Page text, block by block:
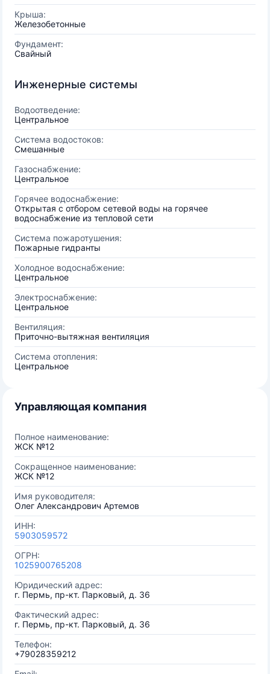
Крыша:
Железобетонные
Фундамент:
Свайный
Инженерные системы
Водоотведение:
Центральное
Система водостоков:
Смешанные
Газоснабжение:
Центральное
Горячее водоснабжение:
Открытая с отбором сетевой воды на горячее
водоснабжение из тепловой сети
Система пожаротушения:
Пожарные гидранты
Холодное водоснабжение:
Центральное
Электроснабжение:
Центральное
Вентиляция:
Приточно-вытяжная вентиляция
Система отопления:
Центральное
Управляющая компания
Полное наименование:
ЖСК №12
Сокращенное наименование:
ЖСК №12
Имя руководителя:
Олег Александрович Артемов
ИНН:
5903059572
ОГРН:
1025900765208
Юридический адрес:
г. Пермь, пр-кт. Парковый, д. 36
Фактический адрес:
г. Пермь, пр-кт. Парковый, д. 36
Телефон:
+79028359212